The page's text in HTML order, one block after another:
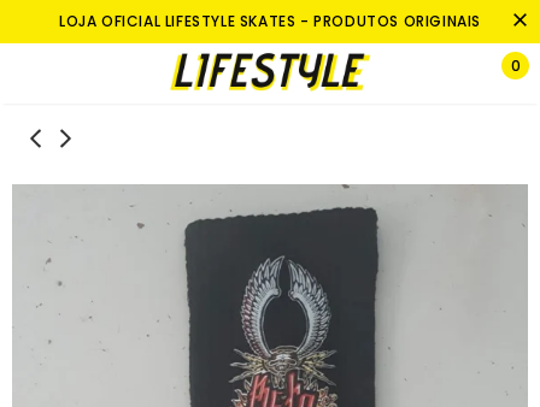
LOJA OFICIAL LIFESTYLE SKATES - PRODUTOS ORIGINAIS
0